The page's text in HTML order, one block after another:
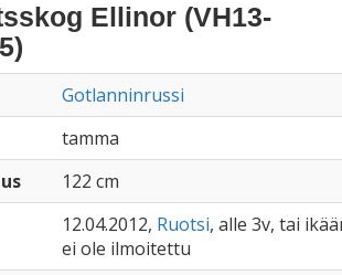
Ellinor (VH13-
Gotlanninrussi
tamma
122 cm
12.04.2012, Ruotsi, alle 3v, tai
ei ole ilmoitettu